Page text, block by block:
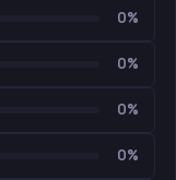
0%
0%
0%
0%